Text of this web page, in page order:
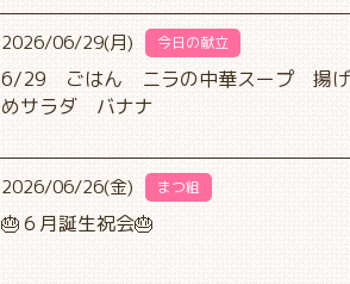
2026/06/29(月) 今日の献立
6/29 ごはん ニラの中華スープ 揚げ
めサラダ バナナ
2026/06/26(金) まつ組
🎂６月誕生祝会🎂